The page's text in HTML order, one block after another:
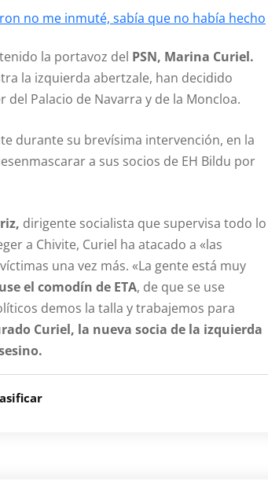
no me inmuté, sabía que no había hecho
la portavoz del PSN, Marina Curiel.
la izquierda abertzale, han decidido
Palacio de Navarra y de la Moncloa.
durante su brevísima intervención, en la
a sus socios de EH Bildu por
dirigente socialista que supervisa todo lo
a Chivite, Curiel ha atacado a «las
una vez más. «La gente está muy
el comodín de ETA, de que se use
demos la talla y trabajemos para
Curiel, la nueva socia de la izquierda